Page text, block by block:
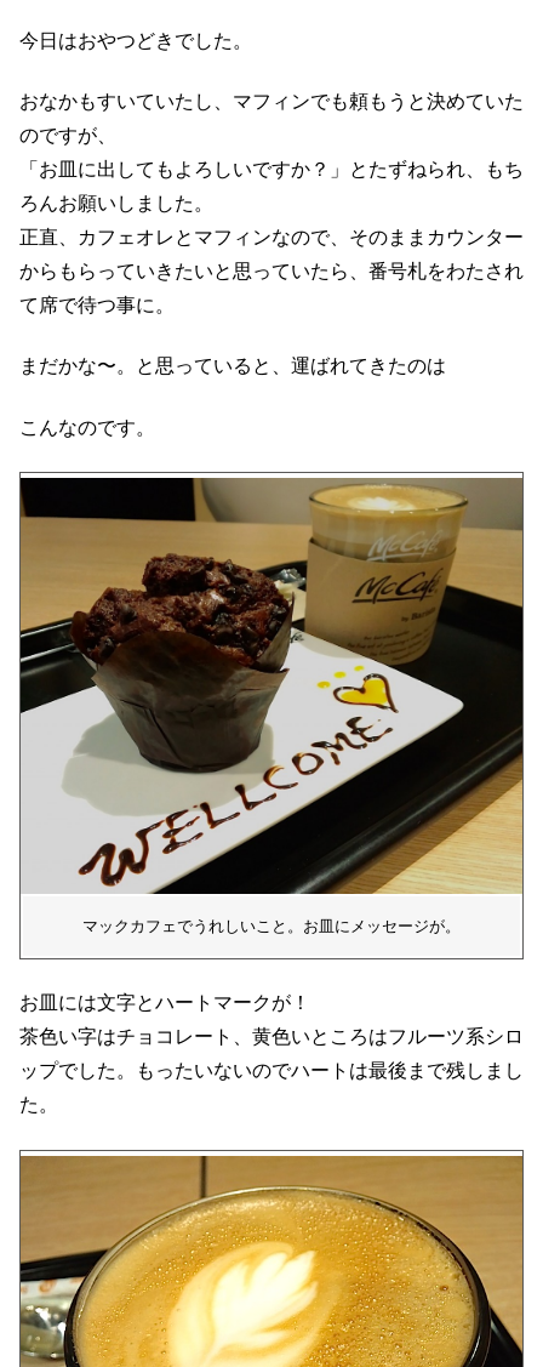
今日はおやつどきでした。
おなかもすいていたし、マフィンでも頼もうと決めていた
のですが、
「お皿に出してもよろしいですか？」とたずねられ、もち
ろんお願いしました。
正直、カフェオレとマフィンなので、そのままカウンター
からもらっていきたいと思っていたら、番号札をわたされ
て席で待つ事に。
まだかな〜。と思っていると、運ばれてきたのは
こんなのです。
マックカフェでうれしいこと。お皿にメッセージが。
お皿には文字とハートマークが！
茶色い字はチョコレート、黄色いところはフルーツ系シロ
ップでした。もったいないのでハートは最後まで残しまし
た。